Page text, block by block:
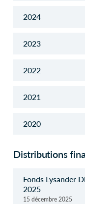
2024
2023
2022
2021
2020
Distributions
Fonds Lysander
2025
15 décembre 2025